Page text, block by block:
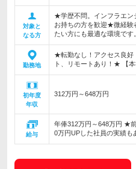
対象と
なる方
★学歴不問。インフラエン
お持ちの方を歓迎★微経験
たい方にも最適な環境です。
勤務地
★転勤なし！アクセス良好
ト、リモートあり！★ 【
初年度
年収
312万円～648万円
給与
年俸312万円～648万円 ★
0万円UPした社員の実績